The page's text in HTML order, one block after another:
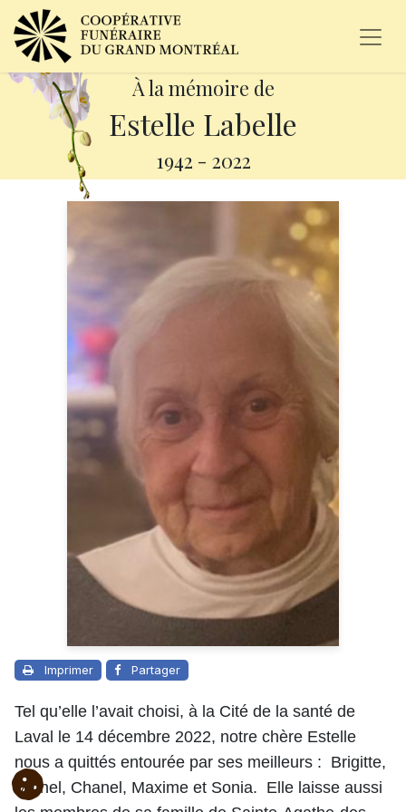
À la mémoire de
Estelle Labelle
1942 - 2022
Imprimer Partager
Tel qu’elle l’avait choisi, à la Cité de la santé de
Laval le 14 décembre 2022, notre chère Estelle
nous a quittés entourée par ses meilleurs : Brigitte,
Michel, Chanel, Maxime et Sonia. Elle laisse aussi